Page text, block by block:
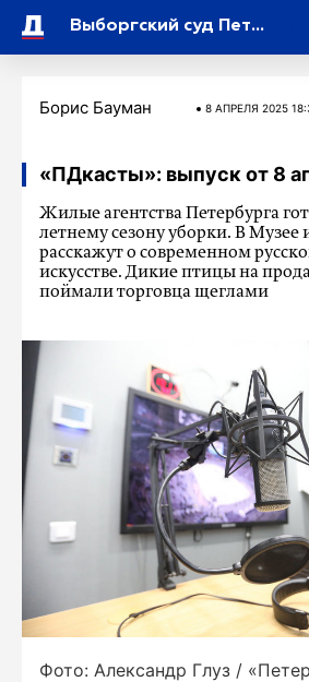
Выборгский суд Петербурга рассмотрит дело о вымогательстве 10 тысяч долларов
Борис Бауман 8 АПРЕЛЯ 2025
«ПДкасты»: выпуск от 8
Жилые агентства Петербурга
летнему сезону уборки. В Музее
расскажут о современном
искусстве. Дикие птицы на
поймали торговца щеглами
Фото: Александр Глуз /